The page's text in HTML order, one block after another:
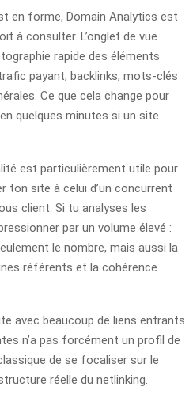
en forme, Domain Analytics est
à consulter. L’onglet de vue
rapide des éléments
payant, backlinks, mots-clés
Ce que cela change pour
quelques minutes si un site
est particulièrement utile pour
ton site à celui d’un concurrent
client. Si tu analyses les
par un volume élevé :
le nombre, mais aussi la
référents et la cohérence
avec beaucoup de liens entrants
n’a pas forcément un profil de
de se focaliser sur le
réelle du netlinking.